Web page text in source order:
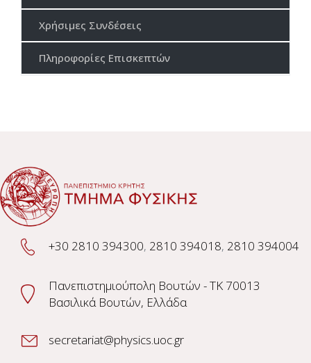
Χρήσιμες Συνδέσεις
Πληροφορίες Επισκεπτών
+30 2810 394300, 2810 394018, 2810 394004
Πανεπιστημιούπολη Βουτών - TK 70013
Βασιλικά Βουτών, Ελλάδα
secretariat@physics.uoc.gr